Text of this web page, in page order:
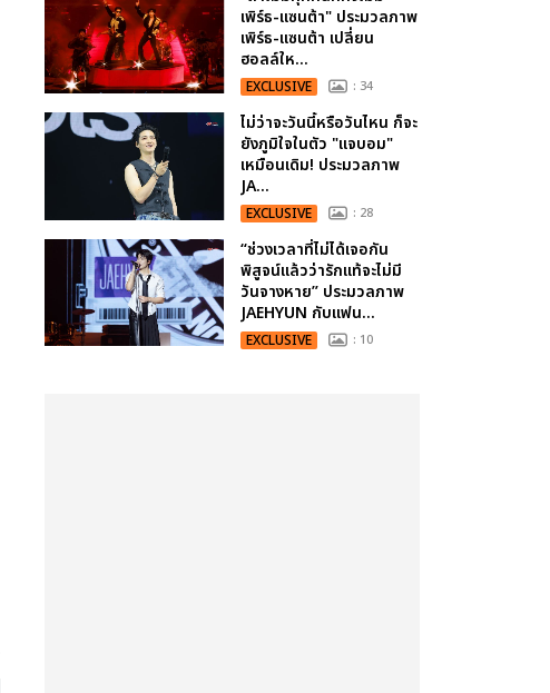
เพิร์ธ-แซนต้า" ประมวลภาพ
เพิร์ธ-แซนต้า เปลี่ยน
ฮอลล์ให...
EXCLUSIVE : 34
ไม่ว่าจะวันนี้หรือวันไหน ก็จะ
ยังภูมิใจในตัว "แจบอม"
เหมือนเดิม! ประมวลภาพ
JA...
EXCLUSIVE : 28
“ช่วงเวลาที่ไม่ได้เจอกัน
พิสูจน์แล้วว่ารักแท้จะไม่มี
วันจางหาย” ประมวลภาพ
JAEHYUN กับแฟน...
EXCLUSIVE : 10